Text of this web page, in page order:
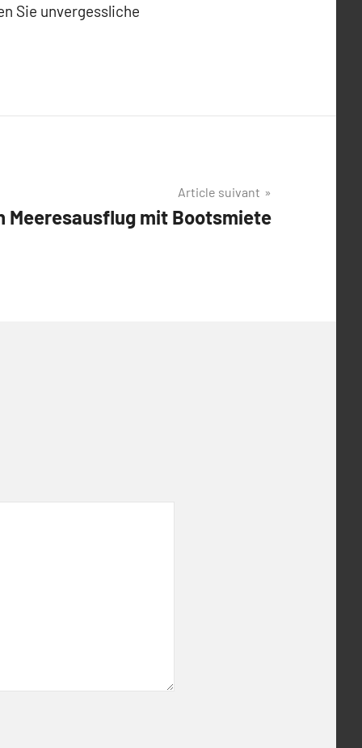
Sie unvergessliche
Article suivant
Meeresausflug mit Bootsmiete